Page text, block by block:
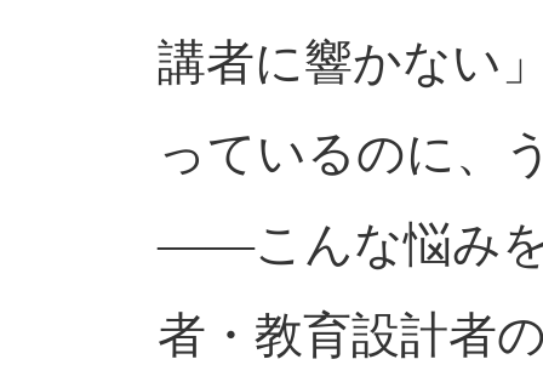
講者に響かない
っているのに、
——こんな悩み
者・教育設計者